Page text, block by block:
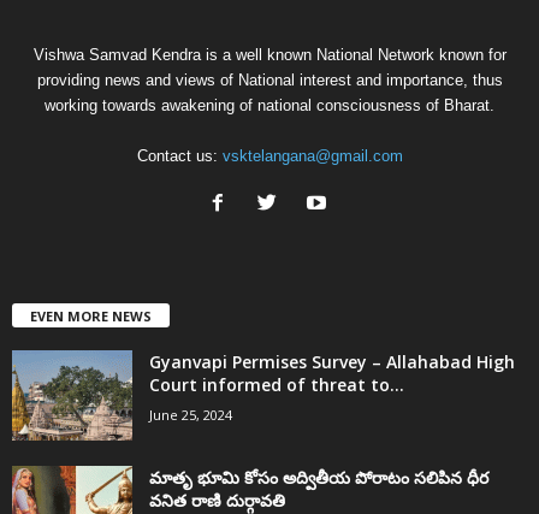
Vishwa Samvad Kendra is a well known National Network known for
providing news and views of National interest and importance, thus
working towards awakening of national consciousness of Bharat.
Contact us: vsktelangana@gmail.com
EVEN MORE NEWS
Gyanvapi Permises Survey – Allahabad High
Court informed of threat to...
June 25, 2024
మాతృ భూమి కోసం అద్వితీయ పోరాటం సలిపిన ధీర
వనిత రాణి దుర్గావతి